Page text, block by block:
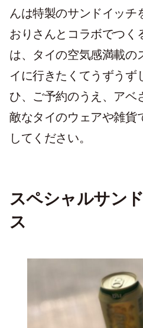
んは特製のサンドイッチ
おりさんとコラボでつく
は、タイの空気感満載の
イに行きたくてうずうず
ひ、ご予約のうえ、アベ
敵なタイのウェアや雑貨
してください。
スペシャルサン
ス